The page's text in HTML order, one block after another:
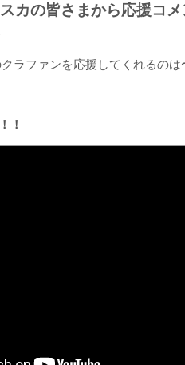
カの皆さまから応援コ
ラファンを応援してくれるのは
！